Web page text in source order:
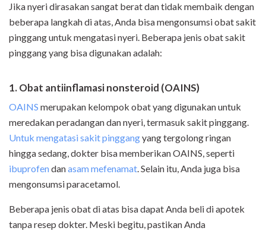
Jika nyeri dirasakan sangat berat dan tidak membaik dengan
beberapa langkah di atas, Anda bisa mengonsumsi obat sakit
pinggang untuk mengatasi nyeri. Beberapa jenis obat sakit
pinggang yang bisa digunakan adalah:
1. Obat antiinflamasi nonsteroid (OAINS)
OAINS merupakan kelompok obat yang digunakan untuk
meredakan peradangan dan nyeri, termasuk sakit pinggang.
Untuk mengatasi sakit pinggangyang tergolong ringan
hingga sedang, dokter bisa memberikan OAINS, seperti
ibuprofendanasam mefenamat. Selain itu, Anda juga bisa
mengonsumsi paracetamol.
Beberapa jenis obat di atas bisa dapat Anda beli di apotek
tanpa resep dokter. Meski begitu, pastikan Anda